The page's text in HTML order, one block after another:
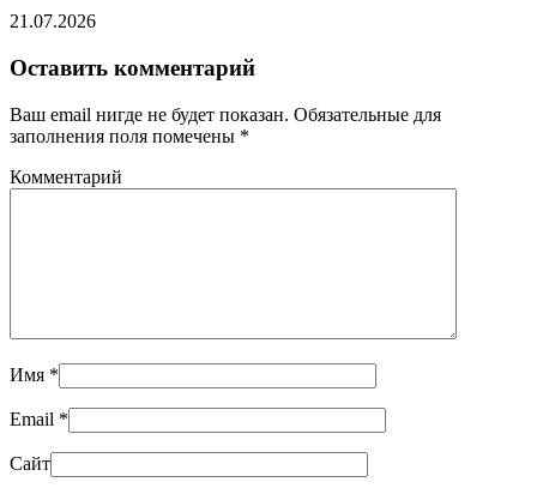
21.07.2026
Оставить комментарий
Ваш email нигде не будет показан. Обязательные для
заполнения поля помечены *
Комментарий
Имя *
Email *
Сайт